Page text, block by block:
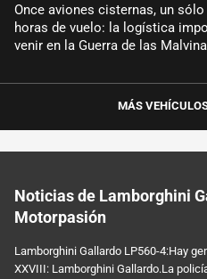
Once aviones cisternas, un
horas de vuelo: la logística
venir en la Guerra de las
MÁS
Noticias de Lamborghini
Motorpasión
Lamborghini Gallardo LP560-4:Hay
XXVIII: Lamborghini Gallardo.La